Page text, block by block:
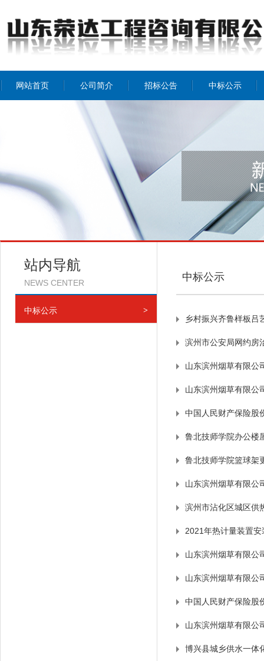
网站首页 公司简介 招标公告 中标公示
站内导航
NEWS CENTER
中标公示 >
中标公示
乡村振兴齐鲁样板
滨州市公安局网约房
山东滨州烟草有限公
山东滨州烟草有限公
中国人民财产保险股
鲁北技师学院办公楼
鲁北技师学院篮球架
山东滨州烟草有限公
滨州市沾化区城区供
2021年热计量装置
山东滨州烟草有限公
山东滨州烟草有限公
中国人民财产保险股
山东滨州烟草有限公
博兴县城乡供水一体